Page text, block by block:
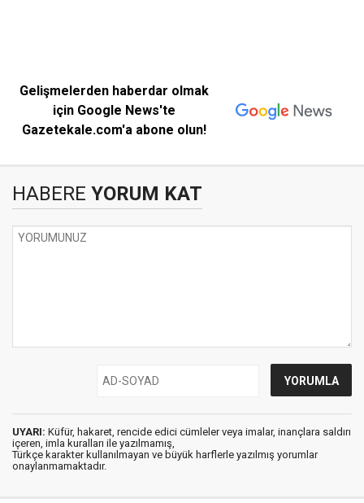
Gelişmelerden haberdar olmak
için Google News'te
Gazetekale.com'a abone olun!
HABERE YORUM KAT
UYARI: Küfür, hakaret, rencide edici cümleler veya imalar, inançlara saldırı
içeren, imla kuralları ile yazılmamış,
Türkçe karakter kullanılmayan ve büyük harflerle yazılmış yorumlar
onaylanmamaktadır.